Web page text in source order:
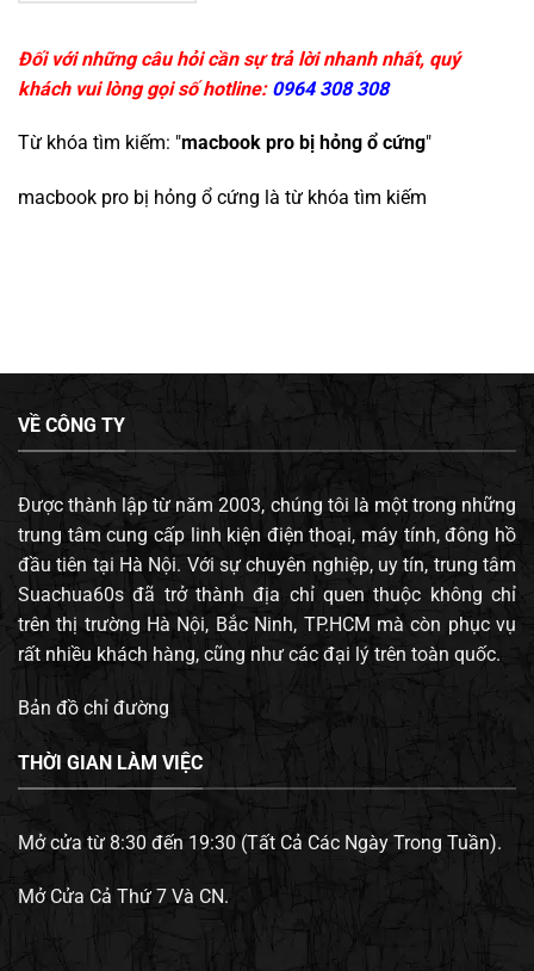
Đối với những câu hỏi cần sự trả lời nhanh nhất, quý
khách vui lòng gọi số hotline: 0964 308 308
Từ khóa tìm kiếm: "macbook pro bị hỏng ổ cứng"
macbook pro bị hỏng ổ cứng là từ khóa tìm kiếm
VỀ CÔNG TY
Được thành lập từ năm 2003, chúng tôi là một trong những
trung tâm cung cấp linh kiện điện thoại, máy tính, đông hồ
đầu tiên tại Hà Nội. Với sự chuyên nghiệp, uy tín, trung tâm
Suachua60s đã trở thành địa chỉ quen thuộc không chỉ
trên thị trường Hà Nội, Bắc Ninh, TP.HCM mà còn phục vụ
rất nhiều khách hàng, cũng như các đại lý trên toàn quốc.
Bản đồ chỉ đường
THỜI GIAN LÀM VIỆC
Mở cửa từ 8:30 đến 19:30 (Tất Cả Các Ngày Trong Tuần).
Mở Cửa Cả Thứ 7 Và CN.